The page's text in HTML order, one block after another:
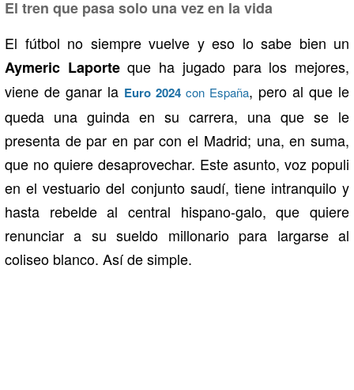
El tren que pasa solo una vez en la vida
El fútbol no siempre vuelve y eso lo sabe bien un
Aymeric Laporteque ha jugado para los mejores,
viene de ganar la Euro 2024 con España, pero al que le
queda una guinda en su carrera, una que se le
presenta de par en par con el Madrid; una, en suma,
que no quiere desaprovechar. Este asunto, voz populi
en el vestuario del conjunto saudí, tiene intranquilo y
hasta rebelde al central hispano-galo, que quiere
renunciar a su sueldo millonario para largarse al
coliseo blanco. Así de simple.